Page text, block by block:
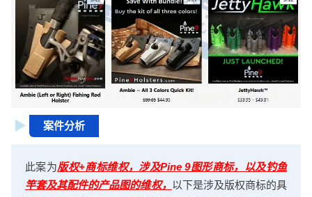
案件分析
此案为版权+商标维权，涉及Pine 9图形商标，以及钓鱼
竿套及其配件的产品图的维权， 以下是涉及版权商标的具